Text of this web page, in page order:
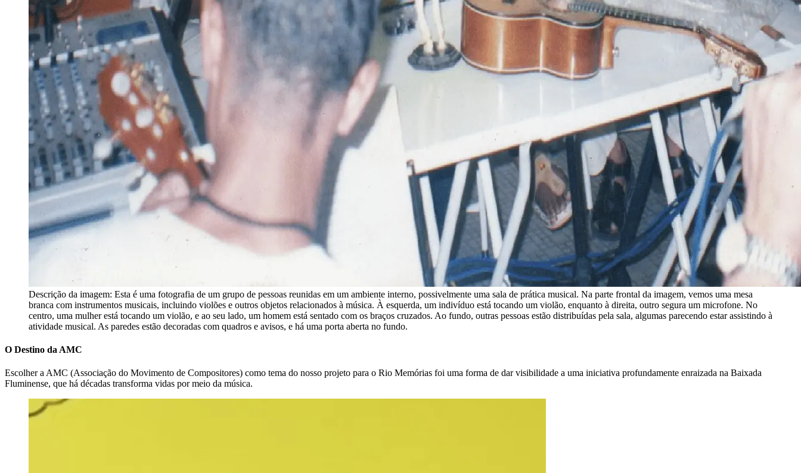
Descrição da imagem: Esta é uma fotografia de um grupo de pessoas reunidas em um ambiente interno, possivelmente uma sala de prática musical. Na parte frontal da imagem, vemos uma mesa
branca com instrumentos musicais, incluindo violões e outros objetos relacionados à música. À esquerda, um indivíduo está tocando um violão, enquanto à direita, outro segura um microfone. No
centro, uma mulher está tocando um violão, e ao seu lado, um homem está sentado com os braços cruzados. Ao fundo, outras pessoas estão distribuídas pela sala, algumas parecendo estar assistindo à
atividade musical. As paredes estão decoradas com quadros e avisos, e há uma porta aberta no fundo.
O Destino da AMC
Escolher a AMC (Associação do Movimento de Compositores) como tema do nosso projeto para o Rio Memórias foi uma forma de dar visibilidade a uma iniciativa profundamente enraizada na Baixada
Fluminense, que há décadas transforma vidas por meio da música.